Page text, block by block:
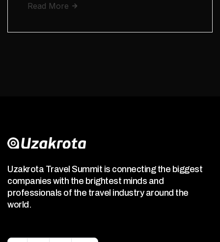
Read More
Uzakrota Travel Summit is connecting the biggest
companies with the brightest minds and
professionals of the travel industry around the
world.